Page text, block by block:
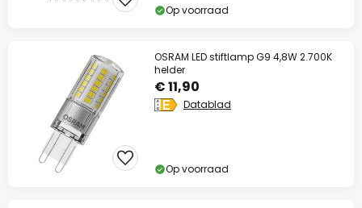
Op voorraad
OSRAM LED stiftlamp G9 4,8W 2.700K
helder
€ 11,90
Datablad
Op voorraad